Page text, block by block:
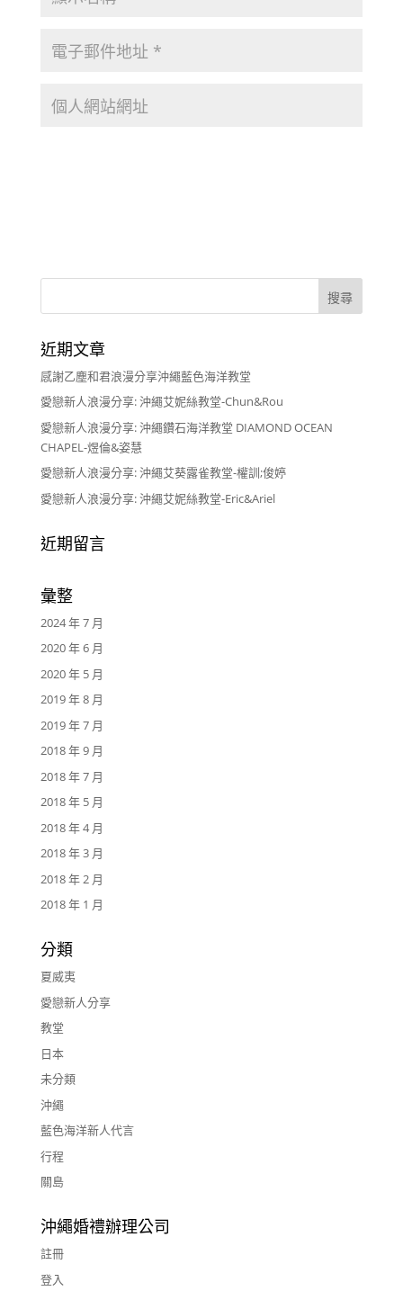
近期文章
感謝乙塵和君浪漫分享沖繩藍色海洋教堂
愛戀新人浪漫分享: 沖繩艾妮絲教堂-Chun&Rou
愛戀新人浪漫分享: 沖繩鑽石海洋教堂 DIAMOND OCEAN
CHAPEL-煜倫&姿慧
愛戀新人浪漫分享: 沖繩艾葵露雀教堂-權訓;俊婷
愛戀新人浪漫分享: 沖繩艾妮絲教堂-Eric&Ariel
近期留言
彙整
2024 年 7 月
2020 年 6 月
2020 年 5 月
2019 年 8 月
2019 年 7 月
2018 年 9 月
2018 年 7 月
2018 年 5 月
2018 年 4 月
2018 年 3 月
2018 年 2 月
2018 年 1 月
分類
夏威夷
愛戀新人分享
教堂
日本
未分類
沖繩
藍色海洋新人代言
行程
關島
沖繩婚禮辦理公司
註冊
登入